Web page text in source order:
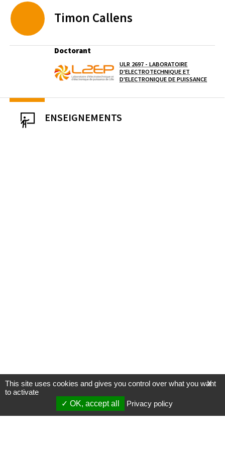
Timon Callens
Doctorant
Laboratoire / équipe
ULR 2697 - LABORATOIRE
D'ELECTROTECHNIQUE ET
D'ELECTRONIQUE DE PUISSANCE
ENSEIGNEMENTS
X
This site uses cookies and gives you control over what you want
to activate
OK, accept all
Privacy policy